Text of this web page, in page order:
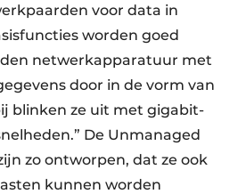
voor data in
worden goed
netwerkapparatuur met
door in de vorm van
blinken ze uit met gigabit-
De Unmanaged
zo ontworpen, dat ze ook
kunnen worden